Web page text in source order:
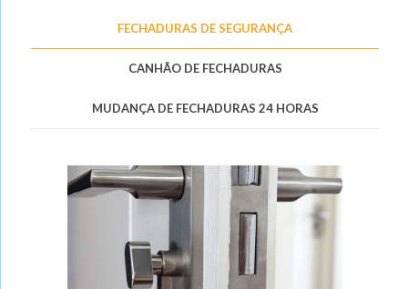
FECHADURAS DE SEGURANÇA
CANHÃO DE FECHADURAS
MUDANÇA DE FECHADURAS 24 HORAS